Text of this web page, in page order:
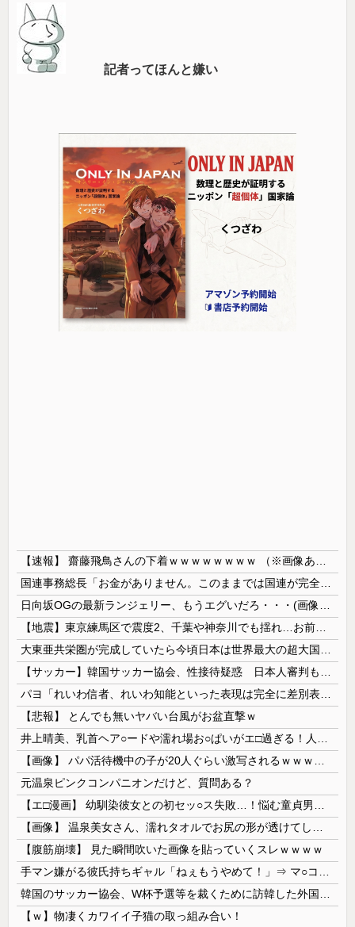
記者ってほんと嫌い
【悲報】 とんでも無いヤバい台風がお盆直撃ｗ
元温泉ピンクコンパニオンだけど、質問ある？
【腹筋崩壊】 見た瞬間吹いた画像を貼っていくスレｗｗｗｗ
【ｗ】物凄くカワイイ子猫の取っ組み合い！